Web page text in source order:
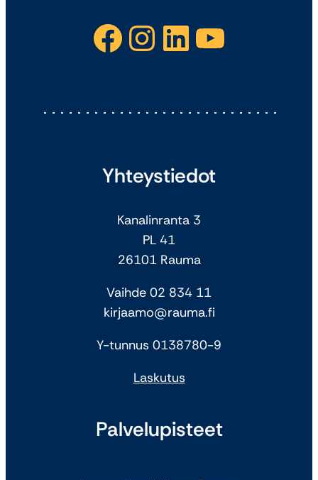
Facebook Instagram LinkedIn YouTube
Yhteystiedot
Kanalinranta 3
PL 41
26101 Rauma
Vaihde 02 834 11
kirjaamo@rauma.fi
Y-tunnus 0138780-9
Laskutus
Palvelupisteet